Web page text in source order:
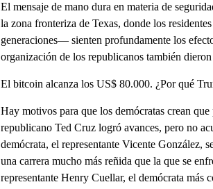
El mensaje de mano dura en materia de
la zona fronteriza de Texas, donde los
generaciones— sienten profundamente los
organización de los republicanos también
El bitcoin alcanza los US$ 80.000. ¿Por qué
Hay motivos para que los demócratas crean
republicano Ted Cruz logró avances, pero no
demócrata, el representante Vicente González,
una carrera mucho más reñida que la que se
representante Henry Cuellar, el demócrata más